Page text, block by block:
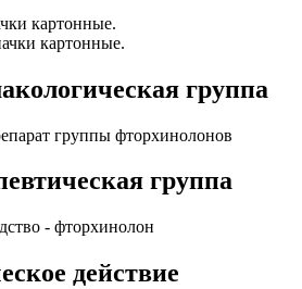
картонные.
картонные.
группа
группы фторхинолонов
группа
- фторхинолон
действие